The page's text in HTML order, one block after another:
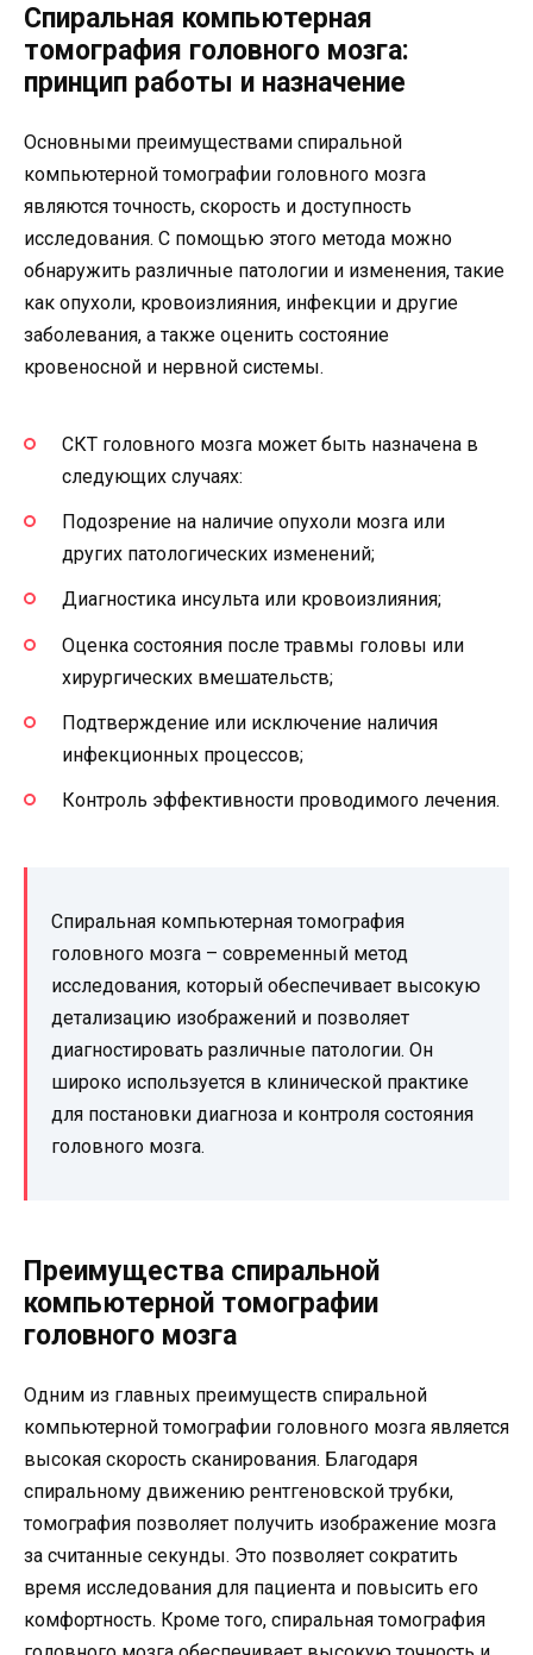
Спиральная компьютерная
томография головного мозга:
принцип работы и назначение
Основными преимуществами спиральной
компьютерной томографии головного мозга
являются точность, скорость и доступность
исследования. С помощью этого метода можно
обнаружить различные патологии и изменения, такие
как опухоли, кровоизлияния, инфекции и другие
заболевания, а также оценить состояние
кровеносной и нервной системы.
СКТ головного мозга может быть назначена в
следующих случаях:
Подозрение на наличие опухоли мозга или
других патологических изменений;
Диагностика инсульта или кровоизлияния;
Оценка состояния после травмы головы или
хирургических вмешательств;
Подтверждение или исключение наличия
инфекционных процессов;
Контроль эффективности проводимого лечения.
Спиральная компьютерная томография
головного мозга – современный метод
исследования, который обеспечивает высокую
детализацию изображений и позволяет
диагностировать различные патологии. Он
широко используется в клинической практике
для постановки диагноза и контроля состояния
головного мозга.
Преимущества спиральной
компьютерной томографии
головного мозга
Одним из главных преимуществ спиральной
компьютерной томографии головного мозга является
высокая скорость сканирования. Благодаря
спиральному движению рентгеновской трубки,
томография позволяет получить изображение мозга
за считанные секунды. Это позволяет сократить
время исследования для пациента и повысить его
комфортность. Кроме того, спиральная томография